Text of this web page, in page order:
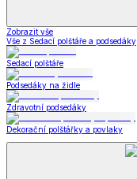
Zobrazit vše
Vše z Sedací polštáře a podsedáky
Sedací polštáře
Podsedáky na židle
Zdravotní podsedáky
Dekorační polštářky a povlaky